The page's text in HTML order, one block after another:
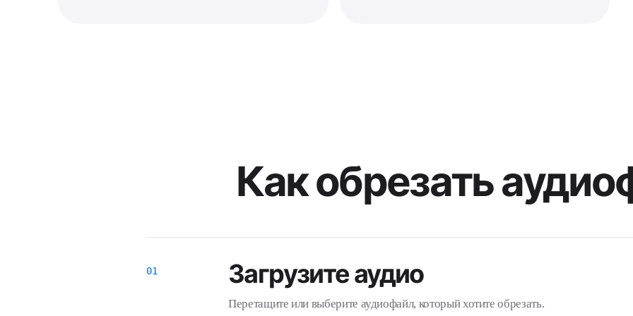
Как обрезать
Загрузите аудио
Перетащите или выберите аудиофайл, который хотите обрезать.